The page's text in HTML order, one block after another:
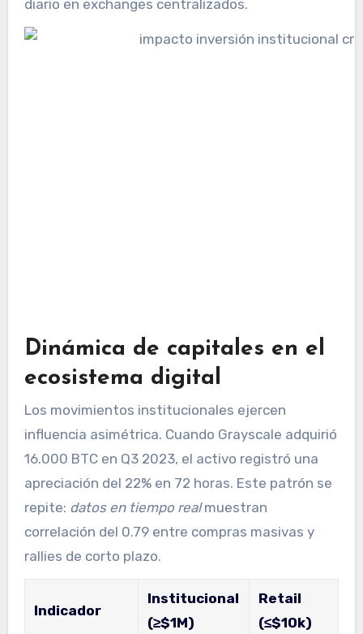
diario en exchanges centralizados.
Dinámica de capitales en el
ecosistema digital
Los movimientos institucionales ejercen
influencia asimétrica. Cuando Grayscale adquirió
16.000 BTC en Q3 2023, el activo registró una
apreciación del 22% en 72 horas. Este patrón se
repite: datos en tiempo realmuestran
correlación del 0.79 entre compras masivas y
rallies de corto plazo.
Indicador
Institucional
(≥$1M)
Retail
(≤$10k)